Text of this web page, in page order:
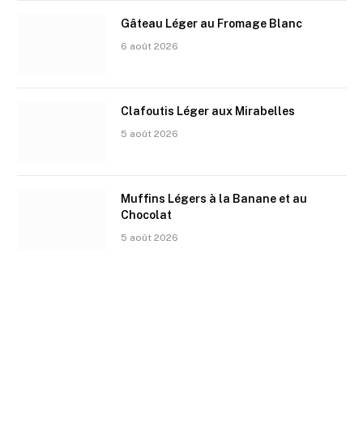
Gâteau Léger au Fromage Blanc
6 août 2026
Clafoutis Léger aux Mirabelles
5 août 2026
Muffins Légers à la Banane et au
Chocolat
5 août 2026